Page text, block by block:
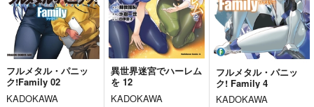
神様の乗車券１
70年式悠久機関
2,970円（税込）
オリジナル
≪新刊発売記念
≫【B5アクリルボー
ド】艶娘幻夢譚
T2 ART WORKS
黒白のアヴェスター 2
神座万象・第十四機
関
専売 2,178円
サンプル
作品詳細
サンプル
作品詳細
サンプル
作品詳細
フルメタル・パニッ
ク!Family 02
KADOKAWA
異世界迷宮でハーレム
を 12
KADOKAWA
フルメタル・パニッ
ク! Family 4
KADOKAWA